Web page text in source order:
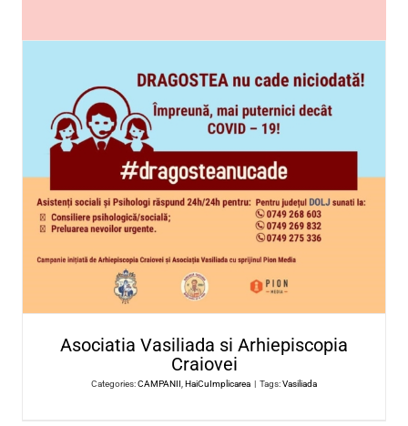
Este nevoie de implicarea tuturor!
Ne propunem sa centralizam toate interventiile
publice) si sa vi le prezentam.
Va rugam sa utilizati#HaiCuImplicareaatunci cand
campaniile de strangere de fonduri sau achizitii noi
putea identifica mai repede, centraliza si in acest fel sa
contribuim la refacerea necesarului de dotari si
CAMPANII DE STRANGERE DE